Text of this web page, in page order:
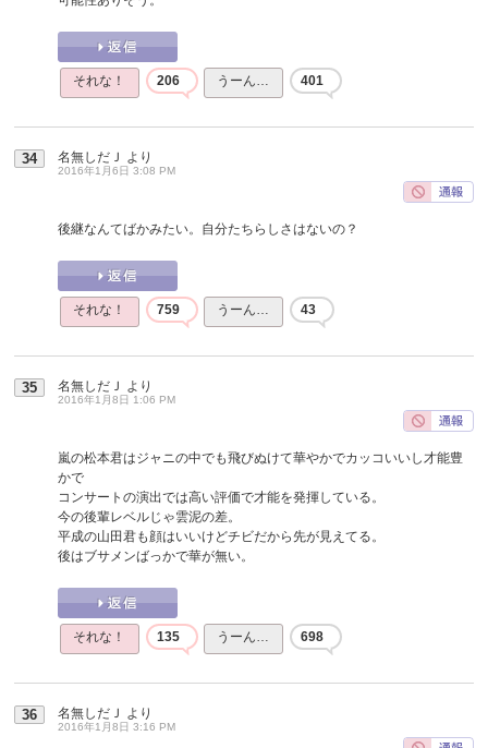
それな！ 206 うーん… 401
34 名無しだＪ より
2016年1月6日 3:08 PM
後継なんてばかみたい。自分たちらしさはないの？
それな！ 759 うーん… 43
35 名無しだＪ より
2016年1月8日 1:06 PM
嵐の松本君はジャニの中でも飛びぬけて華やかでカッコいいし才能豊
かで
コンサートの演出では高い評価で才能を発揮している。
今の後輩レベルじゃ雲泥の差。
平成の山田君も顔はいいけどチビだから先が見えてる。
後はブサメンばっかで華が無い。
それな！ 135 うーん… 698
36 名無しだＪ より
2016年1月8日 3:16 PM